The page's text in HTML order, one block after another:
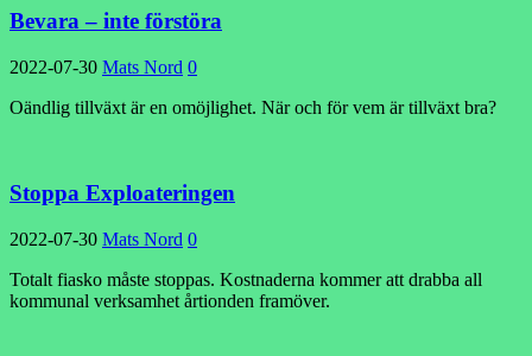
Bevara – inte förstöra
2022-07-30 Mats Nord 0
Oändlig tillväxt är en omöjlighet. När och för vem är tillväxt bra?
Stoppa Exploateringen
2022-07-30 Mats Nord 0
Totalt fiasko måste stoppas. Kostnaderna kommer att drabba all
kommunal verksamhet årtionden framöver.